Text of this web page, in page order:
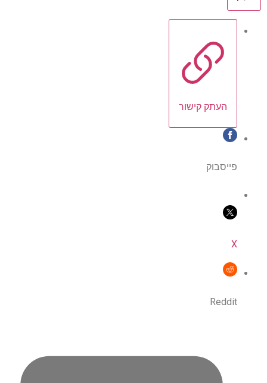
העתק קישור
פייסבוק
X
Reddit